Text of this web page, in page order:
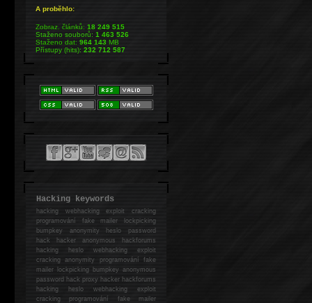
A proběhlo:
Zobraz. článků:18 249 515
Staženo souborů:1 463 526
Staženo dat:964 143MB
Přístupy (hits):232 712 587
Hacking keywords
hackingwebhacking exploit cracking
programování fake mailer lockpicking
bumpkey anonymity heslo password
hackhacker anonymous hackforums
hackingheslo webhacking exploit
cracking anonymity programování fake
mailer lockpicking bumpkey anonymous
password hack proxy hacker hackforums
hacking heslo webhacking exploit
cracking programování fake mailer